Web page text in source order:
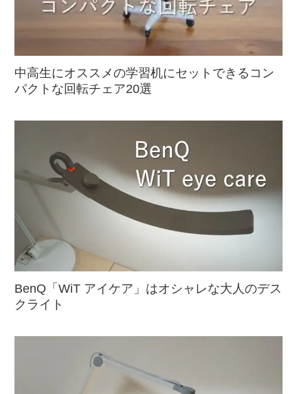
中高生にオススメの学習机にセットできるコン
パクトな回転チェア20選
BenQ「WiT アイケア」はオシャレな大人のデス
クライト